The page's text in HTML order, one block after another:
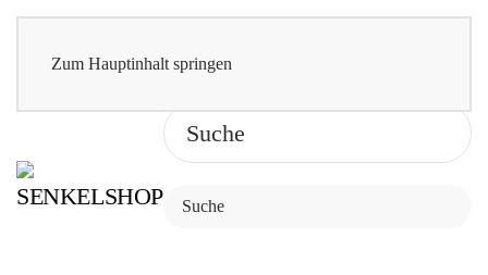
Zum Hauptinhalt springen